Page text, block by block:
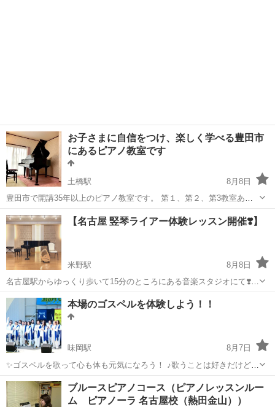
お子さまに自信をつけ、楽しく学べる豊田市
にあるピアノ教室です
土橋駅
8月8日
豊田市で開講35年以上のピアノ教室です。 第１、第２、第3教室あり
(同住所) 講師6名在籍。 2歳〜大人の方まで、豊田市、みよし市他から
100名以上通われています。 初心者さん、大歓迎！ まずは楽しい体験
レッスンにお越し...
愛知 豊田市 土橋駅 ピアノ レッスン
【名古屋 竪琴ライアー体験レッスン開催❣️】
米野駅
8月8日
名古屋駅からゆっくり歩いて15分のところにある音楽スタジオにて❣️竪
琴ライアー体験レッスンのご案内です。 【曜日】第1、第3水曜日
(2026年10月は第2、4水曜日開催) 第4日曜日 【時間】10:30〜
20:30(最...
愛知 名古屋市 米野駅 その他 ライアー
本場のゴスペルを体験しよう！！
味岡駅
8月7日
✨ゴスペルを歌って心も体も元気になろう！ ♪歌うことは好きだけど、
声に自信がない… ♪思いっきり声を出して歌いたい！ ♪もっと上手にな
りたい！ ♪大人数で歌ってみたい！ ♪何か初めてみたいきっかけを探し
てた！ などなど ...
愛知 小牧市 その他
ブルースピアノコース（ピアノレッスンルー
ム ピアノーラ 名古屋校（熱田金山））